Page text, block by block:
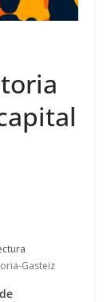
Gasteiz